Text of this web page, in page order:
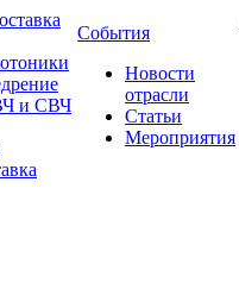
и СВЧ
События
Новости
отрасли
Статьи
Мероприятия